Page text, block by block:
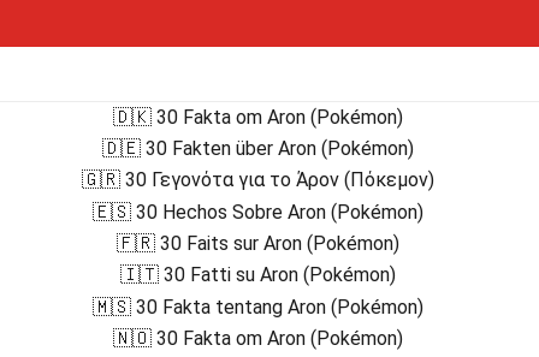
🇩🇰 30 Fakta om Aron (Pokémon)
🇩🇪 30 Fakten über Aron (Pokémon)
🇬🇷 30 Γεγονότα για το Άρον (Πόκεμον)
🇪🇸 30 Hechos Sobre Aron (Pokémon)
🇫🇷 30 Faits sur Aron (Pokémon)
🇮🇹 30 Fatti su Aron (Pokémon)
🇲🇸 30 Fakta tentang Aron (Pokémon)
🇳🇴 30 Fakta om Aron (Pokémon)